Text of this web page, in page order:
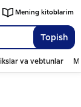
Topish
Mening kitoblarim
va vebtunlar